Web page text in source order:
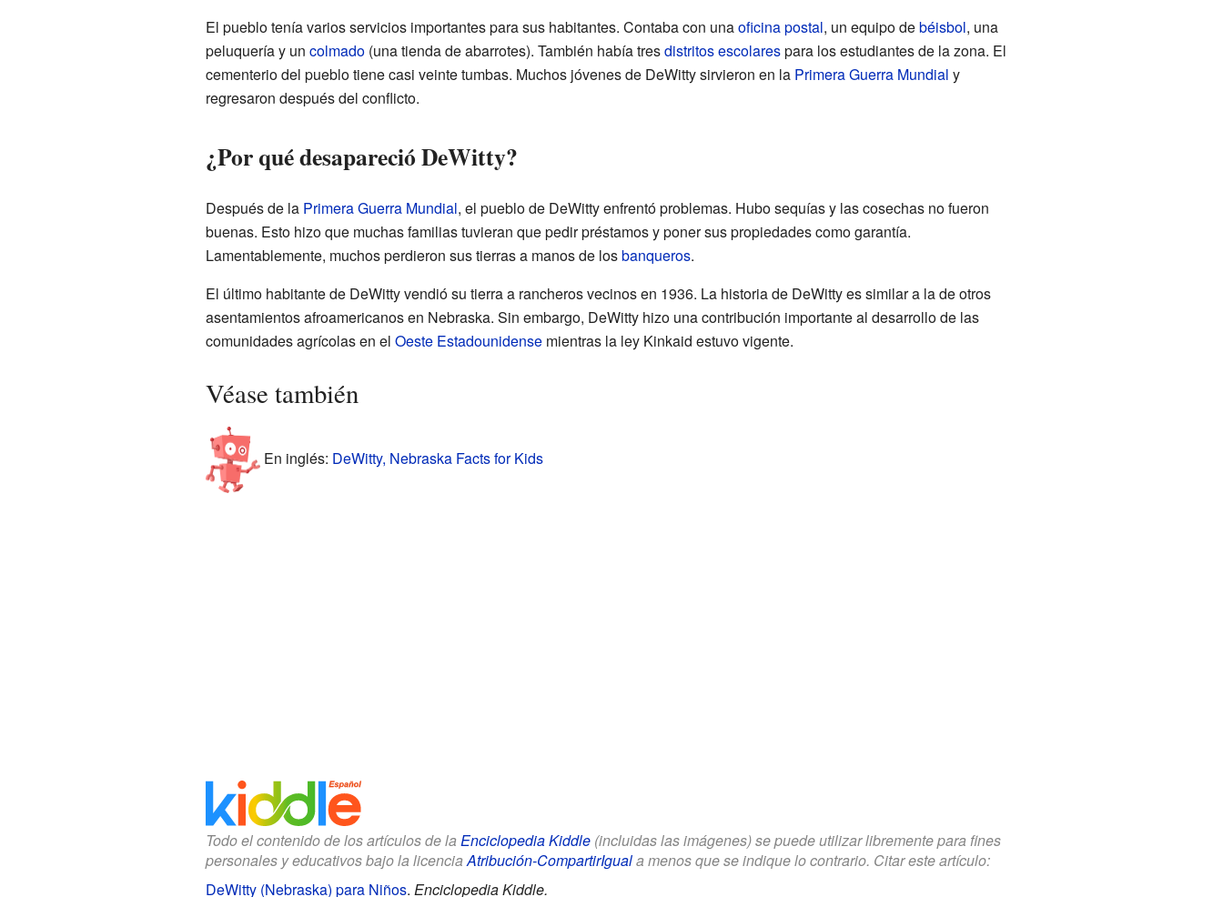
El pueblo tenía varios servicios importantes para sus habitantes. Contaba con unaoficina postal, un equipo debéisbol, una
peluquería y un colmado(una tienda de abarrotes). También había tresdistritos escolarespara los estudiantes de la zona. El
cementerio del pueblo tiene casi veinte tumbas. Muchos jóvenes de DeWitty sirvieron en la Primera Guerra Mundial y
regresaron después del conflicto.
¿Por qué desapareció DeWitty?
Después de la Primera Guerra Mundial, el pueblo de DeWitty enfrentó problemas. Hubo sequías y las cosechas no fueron
buenas. Esto hizo que muchas familias tuvieran que pedir préstamos y poner sus propiedades como garantía.
Lamentablemente, muchos perdieron sus tierras a manos de losbanqueros.
El último habitante de DeWitty vendió su tierra a rancheros vecinos en 1936. La historia de DeWitty es similar a la de otros
asentamientos afroamericanos en Nebraska. Sin embargo, DeWitty hizo una contribución importante al desarrollo de las
comunidades agrícolas en el Oeste Estadounidensemientras la ley Kinkaid estuvo vigente.
Véase también
En inglés: DeWitty, Nebraska Facts for Kids
Todo el contenido de los artículos de la Enciclopedia Kiddle(incluidas las imágenes) se puede utilizar libremente para fines
personales y educativos bajo la licenciaAtribución-CompartirIguala menos que se indique lo contrario. Citar este artículo:
DeWitty (Nebraska) para Niños. Enciclopedia Kiddle.